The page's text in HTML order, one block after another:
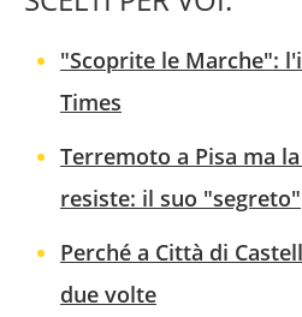
"Scoprite le Marche":
Times
Terremoto a Pisa ma
resiste: il suo "segreto"
Perché a Città di
due volte